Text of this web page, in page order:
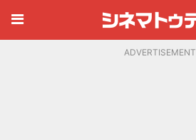
ADVERTISEMENT